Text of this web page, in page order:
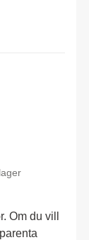
Om du vill